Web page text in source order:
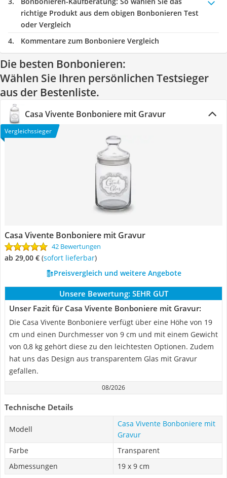
richtige Produkt aus dem obigen Bonbonieren Test
oder Vergleich
Kommentare zum Bonboniere Vergleich
Die besten Bonbonieren:
Wählen Sie Ihren persönlichen Testsieger
aus der Bestenliste.
Casa Vivente Bonboniere mit Gravur
Vergleichssieger
Casa Vivente Bonboniere mit Gravur
42 Bewertungen
ab 29,00 € ( Sofort lieferbar)
Preisvergleich und weitere Angebote
Unsere Bewertung: SEHR GUT
Unser Fazit für Casa Vivente Bonboniere mit Gravur:
Die Casa Vivente Bonboniere verfügt über eine Höhe von 19
cm und einen Durchmesser von 9 cm und mit einem Gewicht
von 0,8 kg gehört diese zu den leichtesten Optionen. Zudem
hat uns das Design aus transparentem Glas mit Gravur
gefallen.
08/2026
Technische Details
Modell
Casa Vivente Bonboniere mit
Gravur
Farbe
Transparent
Abmessungen
19 x 9 cm